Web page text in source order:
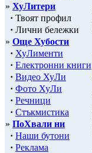
» ХуЛитери
· Твоят профил
· Лични бележки
» Още Хубости
· ХуЛименти
· Електронни книги
· Видео ХуЛи
· Фото ХуЛи
· Речници
· Стъкмистика
» ПоХвали ни
· Наши бутони
· Реклама